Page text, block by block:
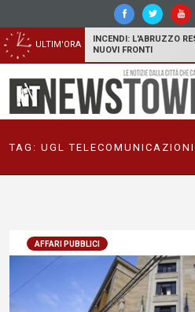
ULTIM'ORA
INCENDI: L'ABRUZZO
NUOVI FRONTI
TAG: UGL TELECOMUNICAZIONI
AFFARI PUBBLICI